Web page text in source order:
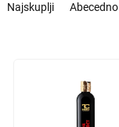
Najskuplji Abecedno